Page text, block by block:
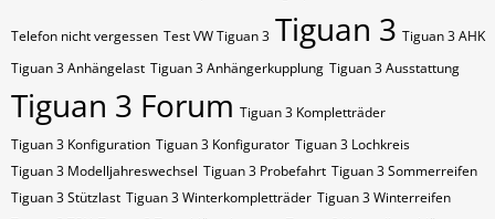
Telefon nicht vergessen Test VW Tiguan 3 Tiguan 3 Tiguan 3 AHK
Tiguan 3 Anhängelast Tiguan 3 Anhängerkupplung Tiguan 3 Ausstattung
Tiguan 3 Forum Tiguan 3 Kompletträder
Tiguan 3 Konfiguration Tiguan 3 Konfigurator Tiguan 3 Lochkreis
Tiguan 3 Modelljahreswechsel Tiguan 3 Probefahrt Tiguan 3 Sommerreifen
Tiguan 3 Stützlast Tiguan 3 Winterkompletträder Tiguan 3 Winterreifen